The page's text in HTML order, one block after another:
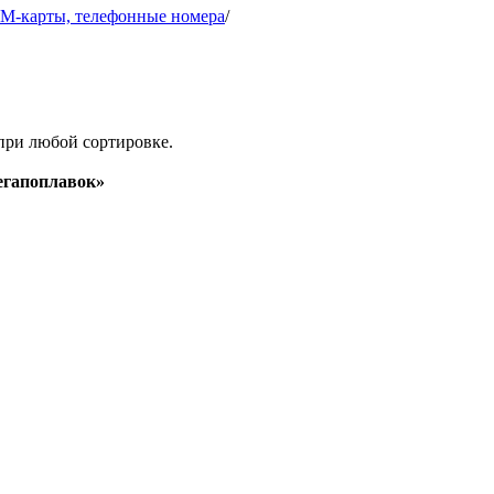
карты, телефонные номера/
любой сортировке.